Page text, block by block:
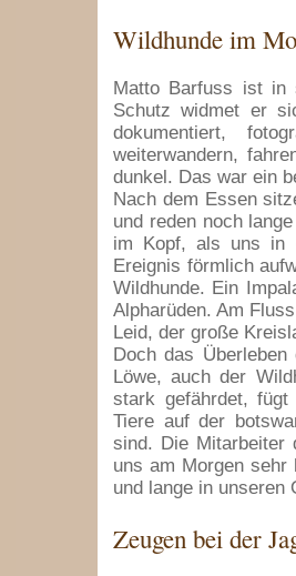
Wildhunde im
Matto Barfuss ist in
Schutz widmet er
dokumentiert,
weiterwandern,
dunkel. Das war ein
Nach dem Essen
und reden noch
im Kopf, als uns in
Ereignis förmlich
Wildhunde. Ein
Alpharüden. Am
Leid, der große
Doch das
Löwe, auch der
stark gefährdet,
Tiere auf der
sind. Die Mitarbeiter
uns am Morgen sehr
und lange in unseren
Zeugen bei der